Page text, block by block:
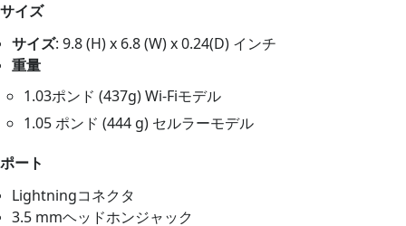
サイズ
サイズ: 9.8 (H) x 6.8 (W) x 0.24(D) インチ
重量
1.03ポンド (437g) Wi-Fiモデル
1.05 ポンド (444 g) セルラーモデル
ポート
Lightningコネクタ
3.5 mmヘッドホンジャック